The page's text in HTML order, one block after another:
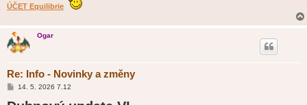
ÚČET Equilibrie
Ogar
Re: Info - Novinky a změny
P
í
14. 5. 2026 7.12